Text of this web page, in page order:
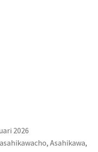
2026
Asahikawa,